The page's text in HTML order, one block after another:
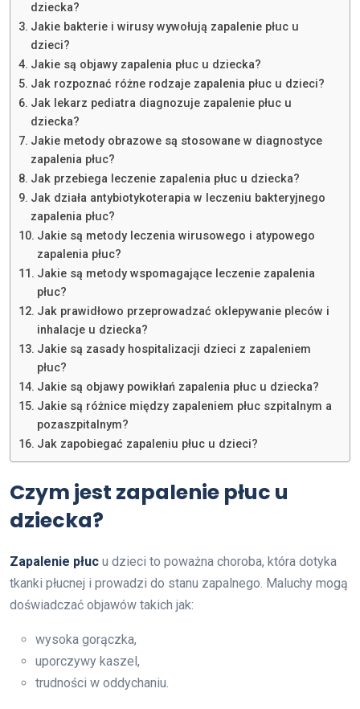
dziecka?
Jakie bakterie i wirusy wywołują zapalenie płuc u
dzieci?
Jakie są objawy zapalenia płuc u dziecka?
Jak rozpoznać różne rodzaje zapalenia płuc u dzieci?
Jak lekarz pediatra diagnozuje zapalenie płuc u
dziecka?
Jakie metody obrazowe są stosowane w diagnostyce
zapalenia płuc?
Jak przebiega leczenie zapalenia płuc u dziecka?
Jak działa antybiotykoterapia w leczeniu bakteryjnego
zapalenia płuc?
Jakie są metody leczenia wirusowego i atypowego
zapalenia płuc?
Jakie są metody wspomagające leczenie zapalenia
płuc?
Jak prawidłowo przeprowadzać oklepywanie pleców i
inhalacje u dziecka?
Jakie są zasady hospitalizacji dzieci z zapaleniem
płuc?
Jakie są objawy powikłań zapalenia płuc u dziecka?
Jakie są różnice między zapaleniem płuc szpitalnym a
pozaszpitalnym?
Jak zapobiegać zapaleniu płuc u dzieci?
Czym jest zapalenie płuc u
dziecka?
Zapalenie płuc u dzieci to poważna choroba, która dotyka
tkanki płucnej i prowadzi do stanu zapalnego. Maluchy mogą
doświadczać objawów takich jak:
wysoka gorączka,
uporczywy kaszel,
trudności w oddychaniu.